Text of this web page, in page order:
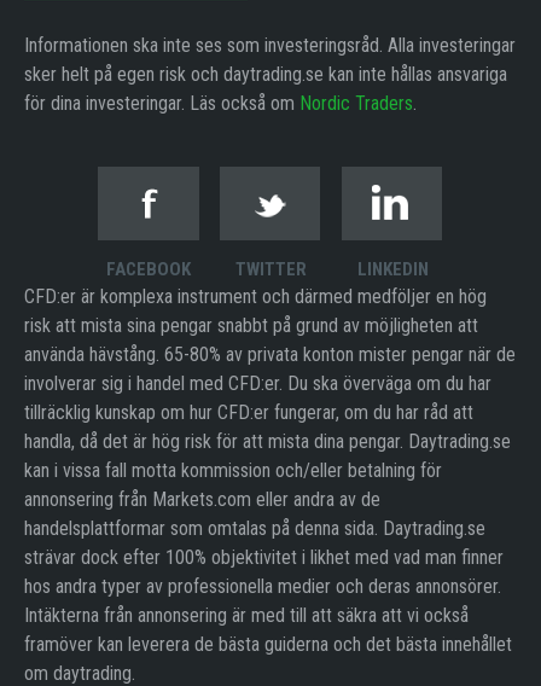
Informationen ska inte ses som investeringsråd. Alla investeringar
sker helt på egen risk och daytrading.se kan inte hållas ansvariga
för dina investeringar. Läs också om Nordic Traders.
FACEBOOK TWITTER LINKEDIN
CFD:er är komplexa instrument och därmed medföljer en hög
risk att mista sina pengar snabbt på grund av möjligheten att
använda hävstång. 65-80% av privata konton mister pengar när de
involverar sig i handel med CFD:er. Du ska överväga om du har
tillräcklig kunskap om hur CFD:er fungerar, om du har råd att
handla, då det är hög risk för att mista dina pengar. Daytrading.se
kan i vissa fall motta kommission och/eller betalning för
annonsering från Markets.com eller andra av de
handelsplattformar som omtalas på denna sida. Daytrading.se
strävar dock efter 100% objektivitet i likhet med vad man finner
hos andra typer av professionella medier och deras annonsörer.
Intäkterna från annonsering är med till att säkra att vi också
framöver kan leverera de bästa guiderna och det bästa innehållet
om daytrading.